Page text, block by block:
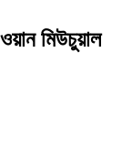
মিউচুয়াল